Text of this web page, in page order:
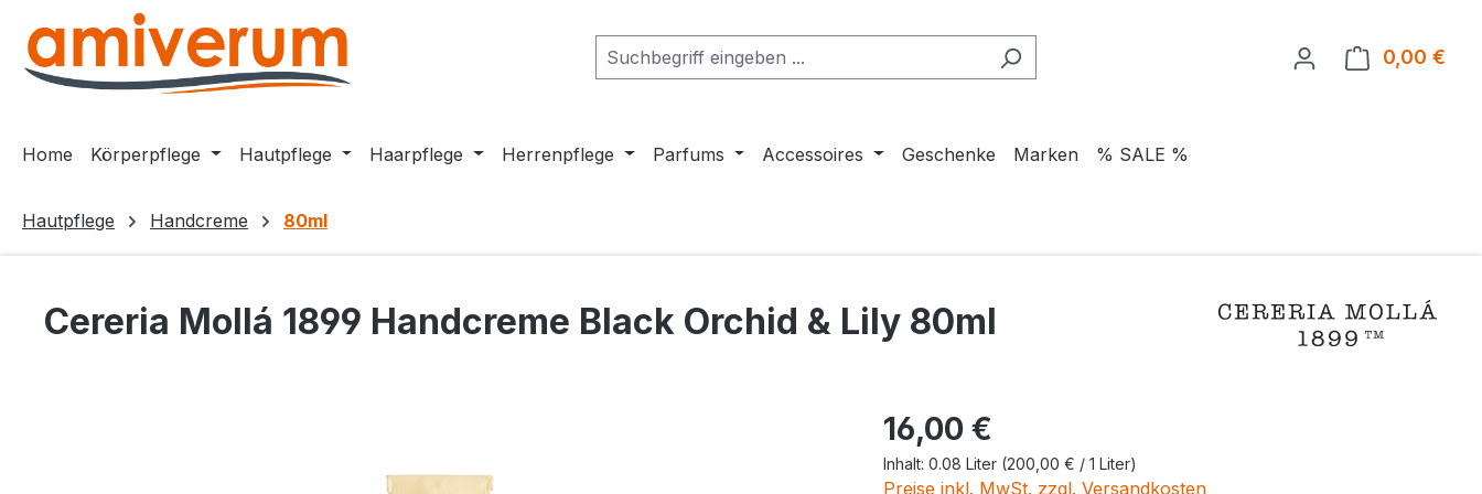
Hauptinhalt springen
Zur Suche springen
Zur Hauptnavigation springen
0,00 €
Home Körperpflege Hautpflege Haarpflege Herrenpflege Parfums Accessoires Geschenke Marken % SALE %
Hautpflege Handcreme 80ml
Cereria Mollá 1899 Handcreme Black Orchid & Lily 80ml
Regulärer Preis:
16,00 €
Inhalt: 0.08 Liter (200,00 € / 1 Liter)
Preise inkl. MwSt. zzgl. Versandkosten